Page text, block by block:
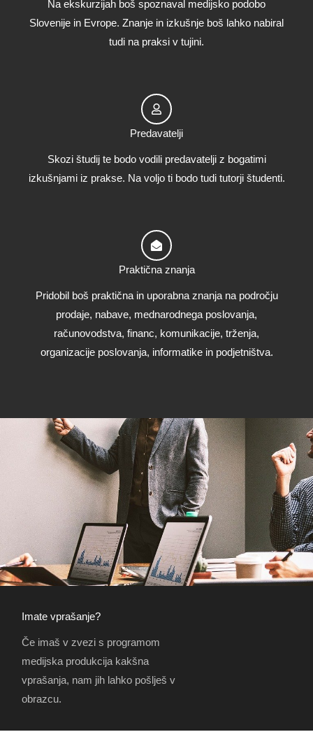
Na ekskurzijah boš spoznaval medijsko podobo
Slovenije in Evrope. Znanje in izkušnje boš lahko nabiral
tudi na praksi v tujini.
Predavatelji
Skozi študij te bodo vodili predavatelji z bogatimi
izkušnjami iz prakse. Na voljo ti bodo tudi tutorji študenti.
Praktična znanja
Pridobil boš praktična in uporabna znanja na področju
prodaje, nabave, mednarodnega poslovanja,
računovodstva, financ, komunikacije, trženja,
organizacije poslovanja, informatike in podjetništva.
Imate vprašanje?
Če imaš v zvezi s programom
medijska produkcija kakšna
vprašanja, nam jih lahko pošlješ v
obrazcu.